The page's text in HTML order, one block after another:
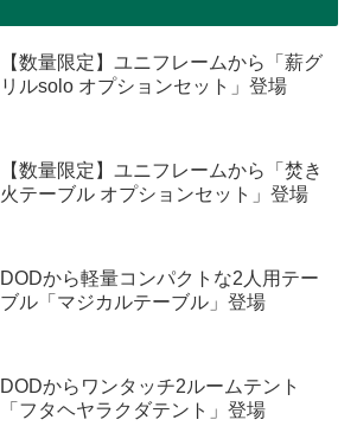
【数量限定】ユニフレームから「薪グ
リルsolo オプションセット」登場
【数量限定】ユニフレームから「焚き
火テーブル オプションセット」登場
DODから軽量コンパクトな2人用テー
ブル「マジカルテーブル」登場
DODからワンタッチ2ルームテント
「フタヘヤラクダテント」登場